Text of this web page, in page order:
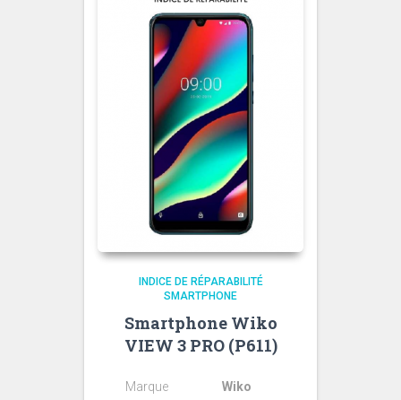
INDICE DE RÉPARABILITÉ
SMARTPHONE
Smartphone Wiko
VIEW 3 PRO (P611)
Marque Wiko